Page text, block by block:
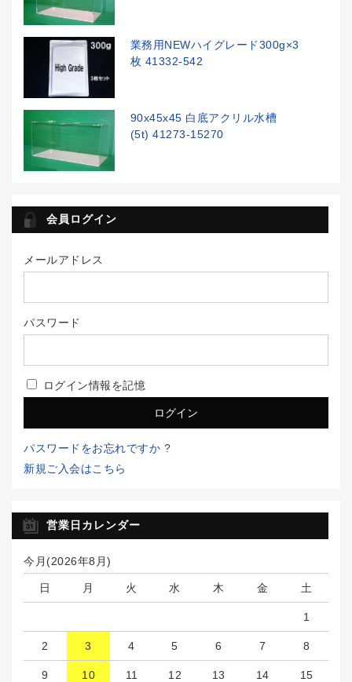
業務用NEWハイグレード300g×3
枚 41332-542
90x45x45 白底アクリル水槽
(5t) 41273-15270
会員ログイン
メールアドレス
パスワード
ログイン情報を記憶
パスワードをお忘れですか ?
新規ご入会はこちら
営業日カレンダー
今月(2026年8月)
日 月 火 水 木 金 土
1
2 3 4 5 6 7 8
9 10 11 12 13 14 15